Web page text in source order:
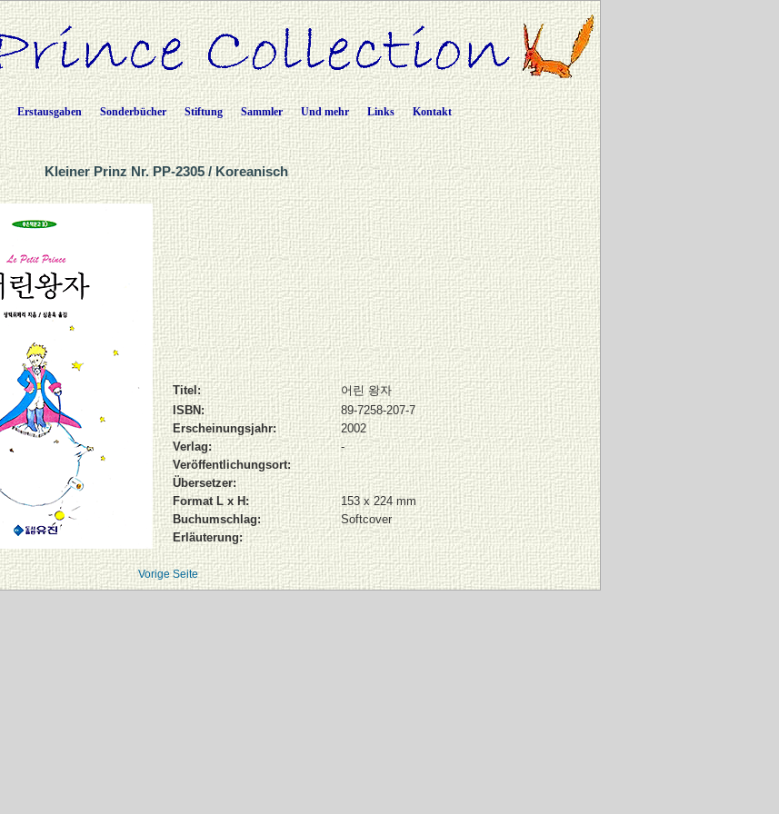
Erstausgaben Sonderbücher Stiftung Sammler Und mehr Links Kontakt
Kleiner Prinz Nr. PP-2305 / Koreanisch
Titel:
어린 왕자
ISBN:
89-7258-207-7
Erscheinungsjahr:
2002
Verlag:
-
Veröffentlichungsort:
Übersetzer:
Format L x H:
153 x 224 mm
Buchumschlag:
Softcover
Erläuterung:
Vorige Seite